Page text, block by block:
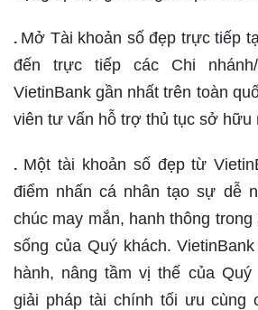
. Mở Tài khoản số đẹp trực tiếp
đến trực tiếp các Chi
VietinBank gần nhất trên toàn
viên tư vấn hỗ trợ thủ tục sở hữu
. Một tài khoản số đẹp từ
điểm nhấn cá nhân tạo sự dễ
chúc may mắn, hanh thông
sống của Quý khách.
hành, nâng tầm vị thế của Quý
giải pháp tài chính tối ưu cùng